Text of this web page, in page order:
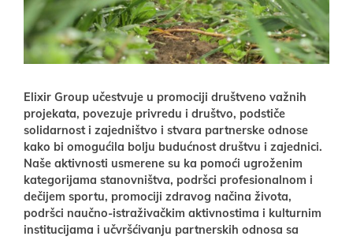
Elixir Group učestvuje u promociji društveno važnih
projekata, povezuje privredu i društvo, podstiče
solidarnost i zajedništvo i stvara partnerske odnose
kako bi omogućila bolju budućnost društvu i zajednici.
Naše aktivnosti usmerene su ka pomoći ugroženim
kategorijama stanovništva, podršci profesionalnom i
dečijem sportu, promociji zdravog načina života,
podršci naučno-istraživačkim aktivnostima i kulturnim
institucijama i učvršćivanju partnerskih odnosa sa